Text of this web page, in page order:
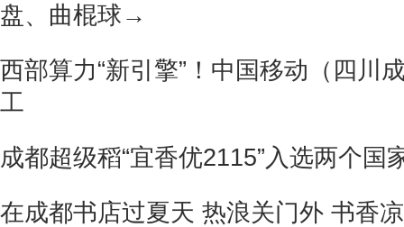
盘、曲棍球→
西部算力“新引擎”！中国移动（四川
工
成都超级稻“宜香优2115”入选两个国
在成都书店过夏天 热浪关门外 书香